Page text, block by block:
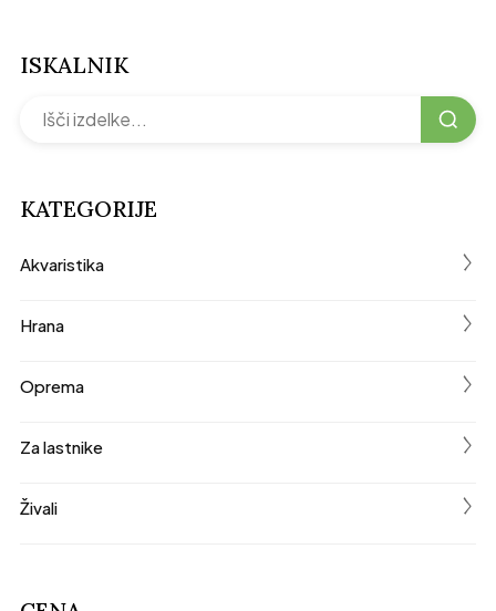
ISKALNIK
KATEGORIJE
Akvaristika く
Hrana く
Oprema く
Za lastnike く
Živali く